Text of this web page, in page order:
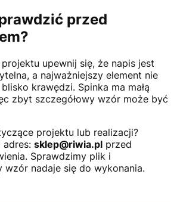
przed
projektu upewnij się, że napis jest
a najważniejszy element nie
krawędzi. Spinka ma małą
zbyt szczegółowy wzór może być
projektu lub realizacji?
adres: sklep@riwia.pl przed
Sprawdzimy plik i
wzór nadaje się do wykonania.